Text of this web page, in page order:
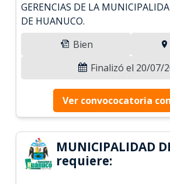
GERENCIAS DE LA
DE HUANUCO.
Bien
Finalizó el 20/07/
Ver convococatoria
MUNICIPALIDAD
requiere: